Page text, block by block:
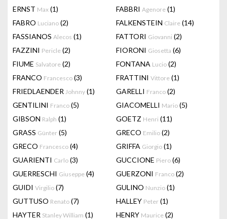
ERNST Max (1) FABBRI Agenore (1)
FABRO Luciano (2) FALKENSTEIN Claire (14)
FASSIANOS Alecos (1) FATTORI Giovanni (2)
FAZZINI Pericle (2) FIORONI Giosetta (6)
FIUME Salvatore (2) FONTANA Lucio (2)
FRANCO Francesco (3) FRATTINI Vittore (1)
FRIEDLAENDER Johnny (1) GARELLI Franco (2)
GENTILINI Franco (5) GIACOMELLI Mario (5)
GIBSON Ralph (1) GOETZ Henri (11)
GRASS Günter (5) GRECO Emilio (2)
GRECO Francesco (4) GRIFFA Giorgio (1)
GUARIENTI Carlo (3) GUCCIONE Piero (6)
GUERRESCHI Giuseppe (4) GUERZONI Franco (2)
GUIDI Virgilio (7) GULINO Nunzio (1)
GUTTUSO Renato (7) HALLEY Peter (1)
HAYTER Stanley William (1) HENRY Maurice (2)